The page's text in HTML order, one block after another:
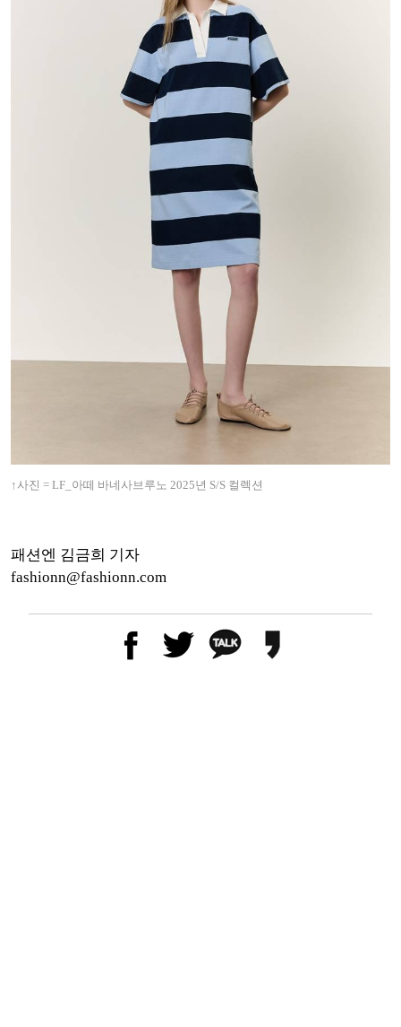
↑사진 = LF_아떼 바네사브루노 2025년 S/S 컬렉션
패션엔 김금희 기자
fashionn@fashionn.com